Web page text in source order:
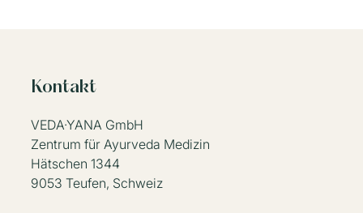
Kontakt
VEDA·YANA GmbH
Zentrum für Ayurveda Medizin
Hätschen 1344
9053 Teufen, Schweiz